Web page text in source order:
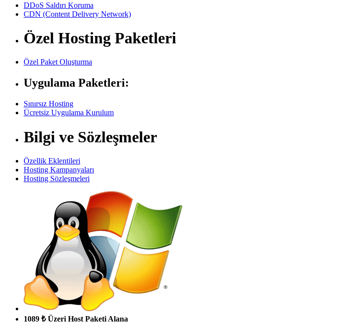
DDoS Saldırı Koruma
CDN (Content Delivery Network)
Özel Hosting Paketleri
Özel Paket Oluşturma
Uygulama Paketleri:
Sınırsız Hosting
Ücretsiz Uygulama Kurulum
Bilgi ve Sözleşmeler
Özellik Eklentileri
Hosting Kampanyaları
Hosting Sözleşmeleri
1089 ₺ Üzeri Host Paketi Alana